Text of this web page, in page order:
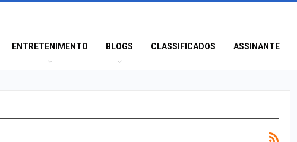
ENTRETENIMENTO BLOGS CLASSIFICADOS ASSINANTE
Aracaju amplia vacinação